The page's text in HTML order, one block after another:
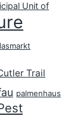
Unit of
Trail
palmenhaus